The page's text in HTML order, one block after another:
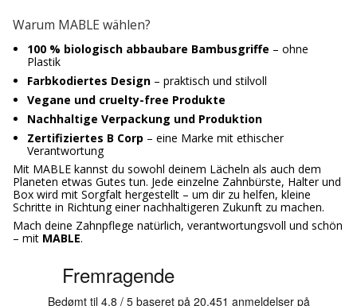
Warum MABLE wählen?
100 % biologisch abbaubare Bambusgriffe – ohne
Plastik
Farbkodiertes Design– praktisch und stilvoll
Vegane und cruelty-free Produkte
Nachhaltige Verpackung und Produktion
Zertifiziertes B Corp – eine Marke mit ethischer
Verantwortung
Mit MABLE kannst du sowohl deinem Lächeln als auch dem
Planeten etwas Gutes tun. Jede einzelne Zahnbürste, Halter und
Box wird mit Sorgfalt hergestellt – um dir zu helfen, kleine
Schritte in Richtung einer nachhaltigeren Zukunft zu machen.
Mach deine Zahnpflege natürlich, verantwortungsvoll und schön
– mit MABLE.